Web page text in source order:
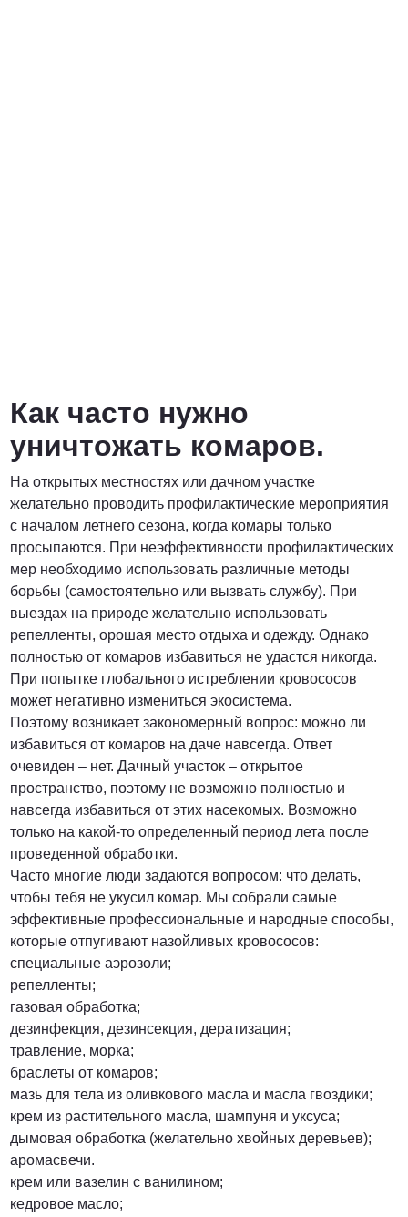
Как часто нужно
уничтожать комаров.
На открытых местностях или дачном участке
желательно проводить профилактические мероприятия
с началом летнего сезона, когда комары только
просыпаются. При неэффективности профилактических
мер необходимо использовать различные методы
борьбы (самостоятельно или вызвать службу). При
выездах на природе желательно использовать
репелленты, орошая место отдыха и одежду. Однако
полностью от комаров избавиться не удастся никогда.
При попытке глобального истреблении кровососов
может негативно измениться экосистема.
Поэтому возникает закономерный вопрос: можно ли
избавиться от комаров на даче навсегда. Ответ
очевиден – нет. Дачный участок – открытое
пространство, поэтому не возможно полностью и
навсегда избавиться от этих насекомых. Возможно
только на какой-то определенный период лета после
проведенной обработки.
Часто многие люди задаются вопросом: что делать,
чтобы тебя не укусил комар. Мы собрали самые
эффективные профессиональные и народные способы,
которые отпугивают назойливых кровососов:
специальные аэрозоли;
репелленты;
газовая обработка;
дезинфекция, дезинсекция, дератизация;
травление, морка;
браслеты от комаров;
мазь для тела из оливкового масла и масла гвоздики;
крем из растительного масла, шампуня и уксуса;
дымовая обработка (желательно хвойных деревьев);
аромасвечи.
крем или вазелин с ванилином;
кедровое масло;